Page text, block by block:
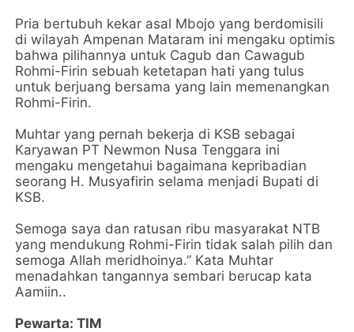
Pria bertubuh kekar asal Mbojo yang berdomisili
di wilayah Ampenan Mataram ini mengaku optimis
bahwa pilihannya untuk Cagub dan Cawagub
Rohmi-Firin sebuah ketetapan hati yang tulus
untuk berjuang bersama yang lain memenangkan
Rohmi-Firin.
Muhtar yang pernah bekerja di KSB sebagai
Karyawan PT Newmon Nusa Tenggara ini
mengaku mengetahui bagaimana kepribadian
seorang H. Musyafirin selama menjadi Bupati di
KSB.
Semoga saya dan ratusan ribu masyarakat NTB
yang mendukung Rohmi-Firin tidak salah pilih dan
semoga Allah meridhoinya.” Kata Muhtar
menadahkan tangannya sembari berucap kata
Aamiin..
Pewarta: TIM